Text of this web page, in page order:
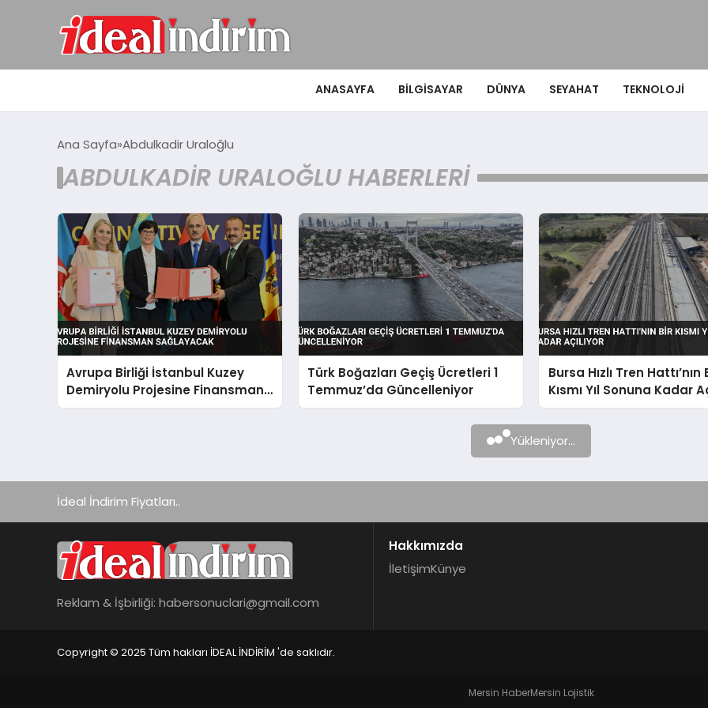
ANASAYFA BILGISAYAR DÜNYA SEYAHAT TEKNOLOJI
Ana Sayfa Abdulkadir Uraloğlu
ABDULKADIR URALOĞLU HABERLERI
Avrupa Birliği İstanbul Kuzey
Demiryolu Projesine Finansman
Sağlayacak
Türk Boğazları Geçiş Ücretleri 1
Temmuz’da Güncelleniyor
Bursa Hızlı Tren Hattı’nın
Kısmı Yıl Sonuna Kadar
Yükleniyor...
İdeal İndirim Fiyatları..
Reklam & İşbirliği: habersonuclari@gmail.com
Hakkımızda
İletişimKünye
Copyright © 2025 Tüm hakları İDEAL İNDİRİM 'de saklıdır.
Mersin HaberMersin Lojistik